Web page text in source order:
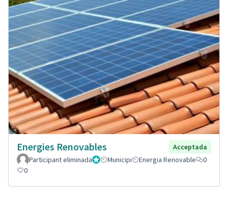
Energies Renovables
Acceptada
Participant eliminadaAdministrador
Municipi Energia Renovable
0
0